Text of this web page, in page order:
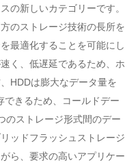
の新しいカテゴリーです。
のストレージ技術の長所を
最適化することを可能にし
く、低遅延であるため、ホ
HDDは膨大なデータ量を
できるため、コールドデー
のストレージ形式間のデー
ッドフラッシュストレージ
ら、要求の高いアプリケー